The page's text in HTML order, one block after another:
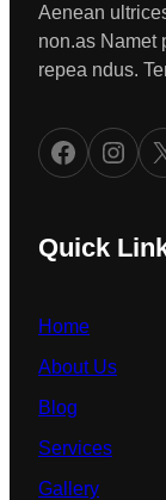
Aenean
non.as Namet
repea ndus.
Facebook Instagram X
Quick
Home
About Us
Blog
Services
Gallery